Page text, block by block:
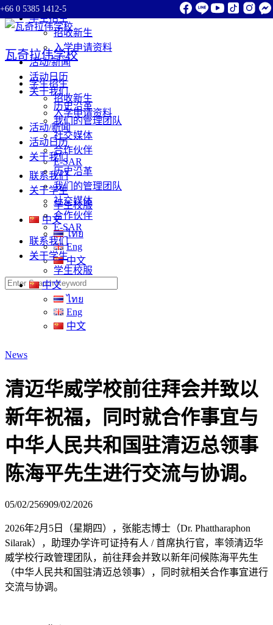
Skip
to
+66 0 5385 1412-5
瓦奇拉伟学校
学生招生
招收新生
入学申请资料
活动/新闻
活动日历
关于我们
历史沿革
我们的管理团队
社交媒体
合作伙伴
E-SAR
联系我们
关于学生
学生校服
中文
ไทย
Eng
中文
学生招生
招收新生
入学申请资料
活动/新闻
活动日历
关于我们
历史沿革
我们的管理团队
社交媒体
合作伙伴
E-SAR
联系我们
关于学生
学生校服
中文
ไทย
Eng
中文
Search
for:
News
清迈华威学校前往拜会并致以
新年祝福，同时就合作事宜与
中华人民共和国驻清迈总领事
陈海平先生进行交流与协调。
05/02/256909/02/2026
2026年2月5日（星期四），张能志博士（Dr. Phattharaphon
Silarak），助理办学许可证持有人 / 首席执行官，率领清迈华
威学校行政管理团队，前往拜会并致以新年问候陈海平先生
（中华人民共和国驻清迈总领事），同时就相关合作事宜进行
交流与协调。